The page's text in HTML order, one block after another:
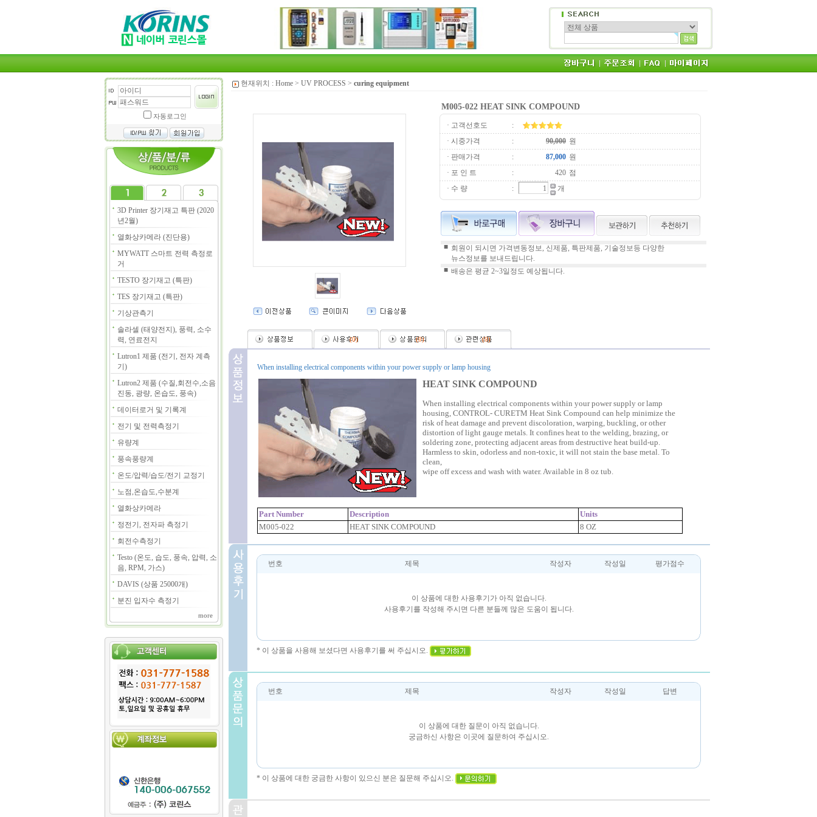
자동로그인
3D Printer 장기재고 특판 (2020
년2월)
열화상카메라 (진단용)
MYWATT 스마트 전력 측정로
거
TESTO 장기재고 (특판)
TES 장기재고 (특판)
기상관측기
솔라셀 (태양전지), 풍력, 소수
력, 연료전지
Lutron1 제품 (전기, 전자 계측
기)
Lutron2 제품 (수질,회전수,소음
진동, 광량, 온습도, 풍속)
데이터로거 및 기록계
전기 및 전력측정기
유량계
풍속풍량계
온도/압력/습도/전기 교정기
노점,온습도,수분계
열화상카메라
정전기, 전자파 측정기
회전수측정기
Testo (온도, 습도, 풍속, 압력, 소
음, RPM, 가스)
DAVIS (상품 25000개)
분진 입자수 측정기
more
현재위치 : Home > UV PROCESS > curing equipment
M005-022 HEAT SINK COMPOUND
· 고객선호도
:
· 시중가격
:
원
· 판매가격
:
원
· 포 인 트
:
점
· 수 량
: 개
■ 회원이 되시면 가격변동정보, 신제품, 특판제품, 기술정보등 다양한
뉴스정보를 보내드립니다.
■ 배송은 평균 2~3일정도 예상됩니다.
(0) (0) (0)
When installing electrical components within your power supply or lamp housing
HEAT SINK COMPOUND
When installing electrical components within your power supply or lamp
housing, CONTROL- CURETM Heat Sink Compound can help minimize the
risk of heat damage and prevent discoloration, warping, buckling, or other
distortion of light gauge metals. It confines heat to the welding, brazing, or
soldering zone, protecting adjacent areas from destructive heat build-up.
Harmless to skin, odorless and non-toxic, it will not stain the base metal. To
clean,
wipe off excess and wash with water. Available in 8 oz tub.
Part Number Description
Units
M005-022
HEAT SINK COMPOUND 8 OZ
번호 제목 작성자 작성일 평가점수
이 상품에 대한 사용후기가 아직 없습니다.
사용후기를 작성해 주시면 다른 분들께 많은 도움이 됩니다.
* 이 상품을 사용해 보셨다면 사용후기를 써 주십시오.
번호 제목 작성자 작성일 답변
이 상품에 대한 질문이 아직 없습니다.
궁금하신 사항은 이곳에 질문하여 주십시오.
* 이 상품에 대한 궁금한 사항이 있으신 분은 질문해 주십시오.